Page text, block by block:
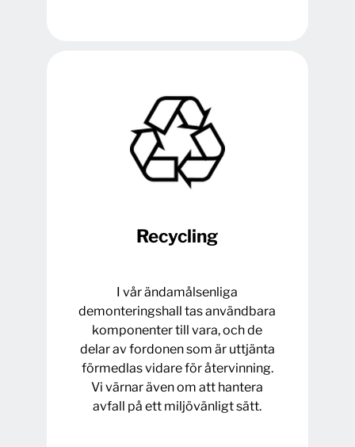
Recycling
I vår ändamålsenliga
demonteringshall tas användbara
komponenter till vara, och de
delar av fordonen som är uttjänta
förmedlas vidare för återvinning.
Vi värnar även om att hantera
avfall på ett miljövänligt sätt.